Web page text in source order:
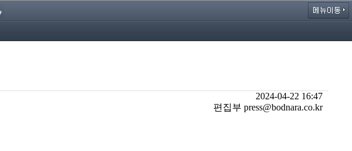
2024-04-22 16:47
편집부 press@bodnara.co.kr